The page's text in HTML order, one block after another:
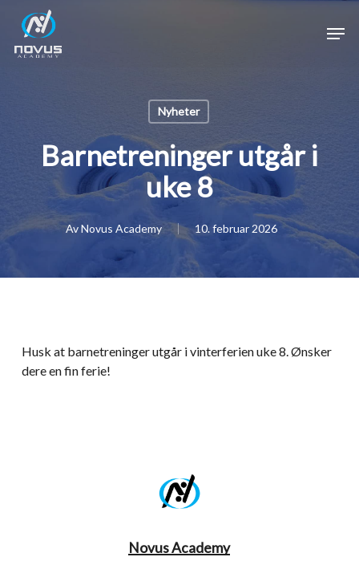
main
Nyheter
Barnetreninger utgår i
uke 8
AvNovus Academy 10. februar 2026
Husk at barnetreninger utgår i vinterferien uke 8. Ønsker
dere en fin ferie!
Novus Academy